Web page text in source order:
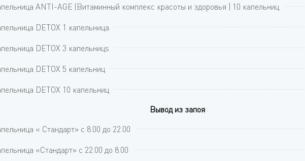
ANTI-AGE (Витаминный комплекс красоты и здоровья ) 10 капельниц
DETOX 1 капельница
DETOX 3 капельницs
DETOX 5 капельниц
DETOX 10 капельниц
Вывод из запоя
« Стандарт» с 8.00 до 22.00
«Стандарт» с 22.00 до 8.00